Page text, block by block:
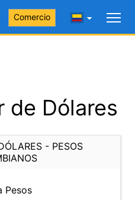
Comercio
de Dólares
- PESOS
Pesos